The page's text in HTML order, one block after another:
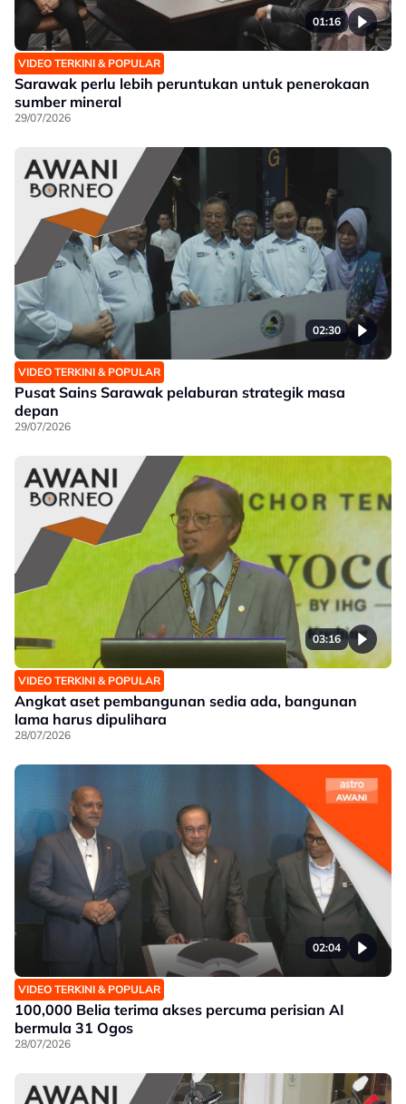
01:16
VIDEO TERKINI & POPULAR
Sarawak perlu lebih peruntukan untuk penerokaan
sumber mineral
29/07/2026
02:30
VIDEO TERKINI & POPULAR
Pusat Sains Sarawak pelaburan strategik masa
depan
29/07/2026
03:16
VIDEO TERKINI & POPULAR
Angkat aset pembangunan sedia ada, bangunan
lama harus dipulihara
28/07/2026
02:04
VIDEO TERKINI & POPULAR
100,000 Belia terima akses percuma perisian AI
bermula 31 Ogos
28/07/2026